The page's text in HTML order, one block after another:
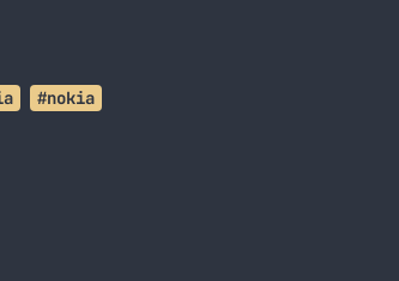
#nokia